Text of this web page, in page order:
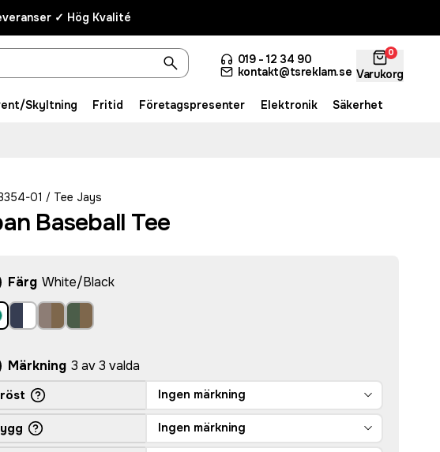
✓ Hög Kvalité
019 - 12 34 90
kontakt@tsreklam.se
0
Varukorg
Skyltning Fritid Företagspresenter Elektronik Säkerhet
01 / Tee Jays
Baseball Tee
Färg White/Black
Märkning 3 av 3 valda
Ingen märkning
Ingen märkning